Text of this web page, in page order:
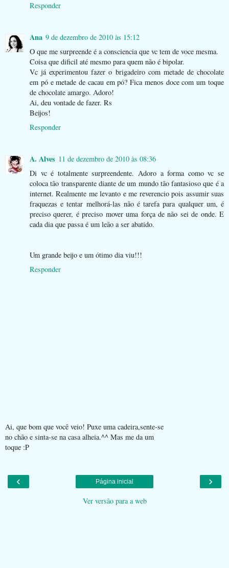
Responder
Ana 9 de dezembro de 2010 às 15:12
O que me surpreende é a consciencia que vc tem de voce mesma.
Coisa que dificil até mesmo para quem não é bipolar.
Vc já experimentou fazer o brigadeiro com metade de chocolate
em pó e metade de cacau em pó? Fica menos doce com um toque
de chocolate amargo. Adoro!
Ai, deu vontade de fazer. Rs
Beijos!
Responder
A. Alves 11 de dezembro de 2010 às 08:36
Di vc é totalmente surpreendente. Adoro a forma como vc se
coloca tão transparente diante de um mundo tão fantasioso que é a
internet. Realmente me levanto e me reverencio pois assumir suas
fraquezas e tentar melhorá-las não é tarefa para qualquer um, é
preciso querer, é preciso mover uma força de não sei de onde. E
cada dia que passa é um leão a ser abatido.
Um grande beijo e um ótimo dia viu!!!
Responder
Ai, que bom que você veio! Puxe uma cadeira,sente-se
no chão e sinta-se na casa alheia.^^ Mas me da um
toque :P
‹ ›
Página inicial
Ver versão para a web